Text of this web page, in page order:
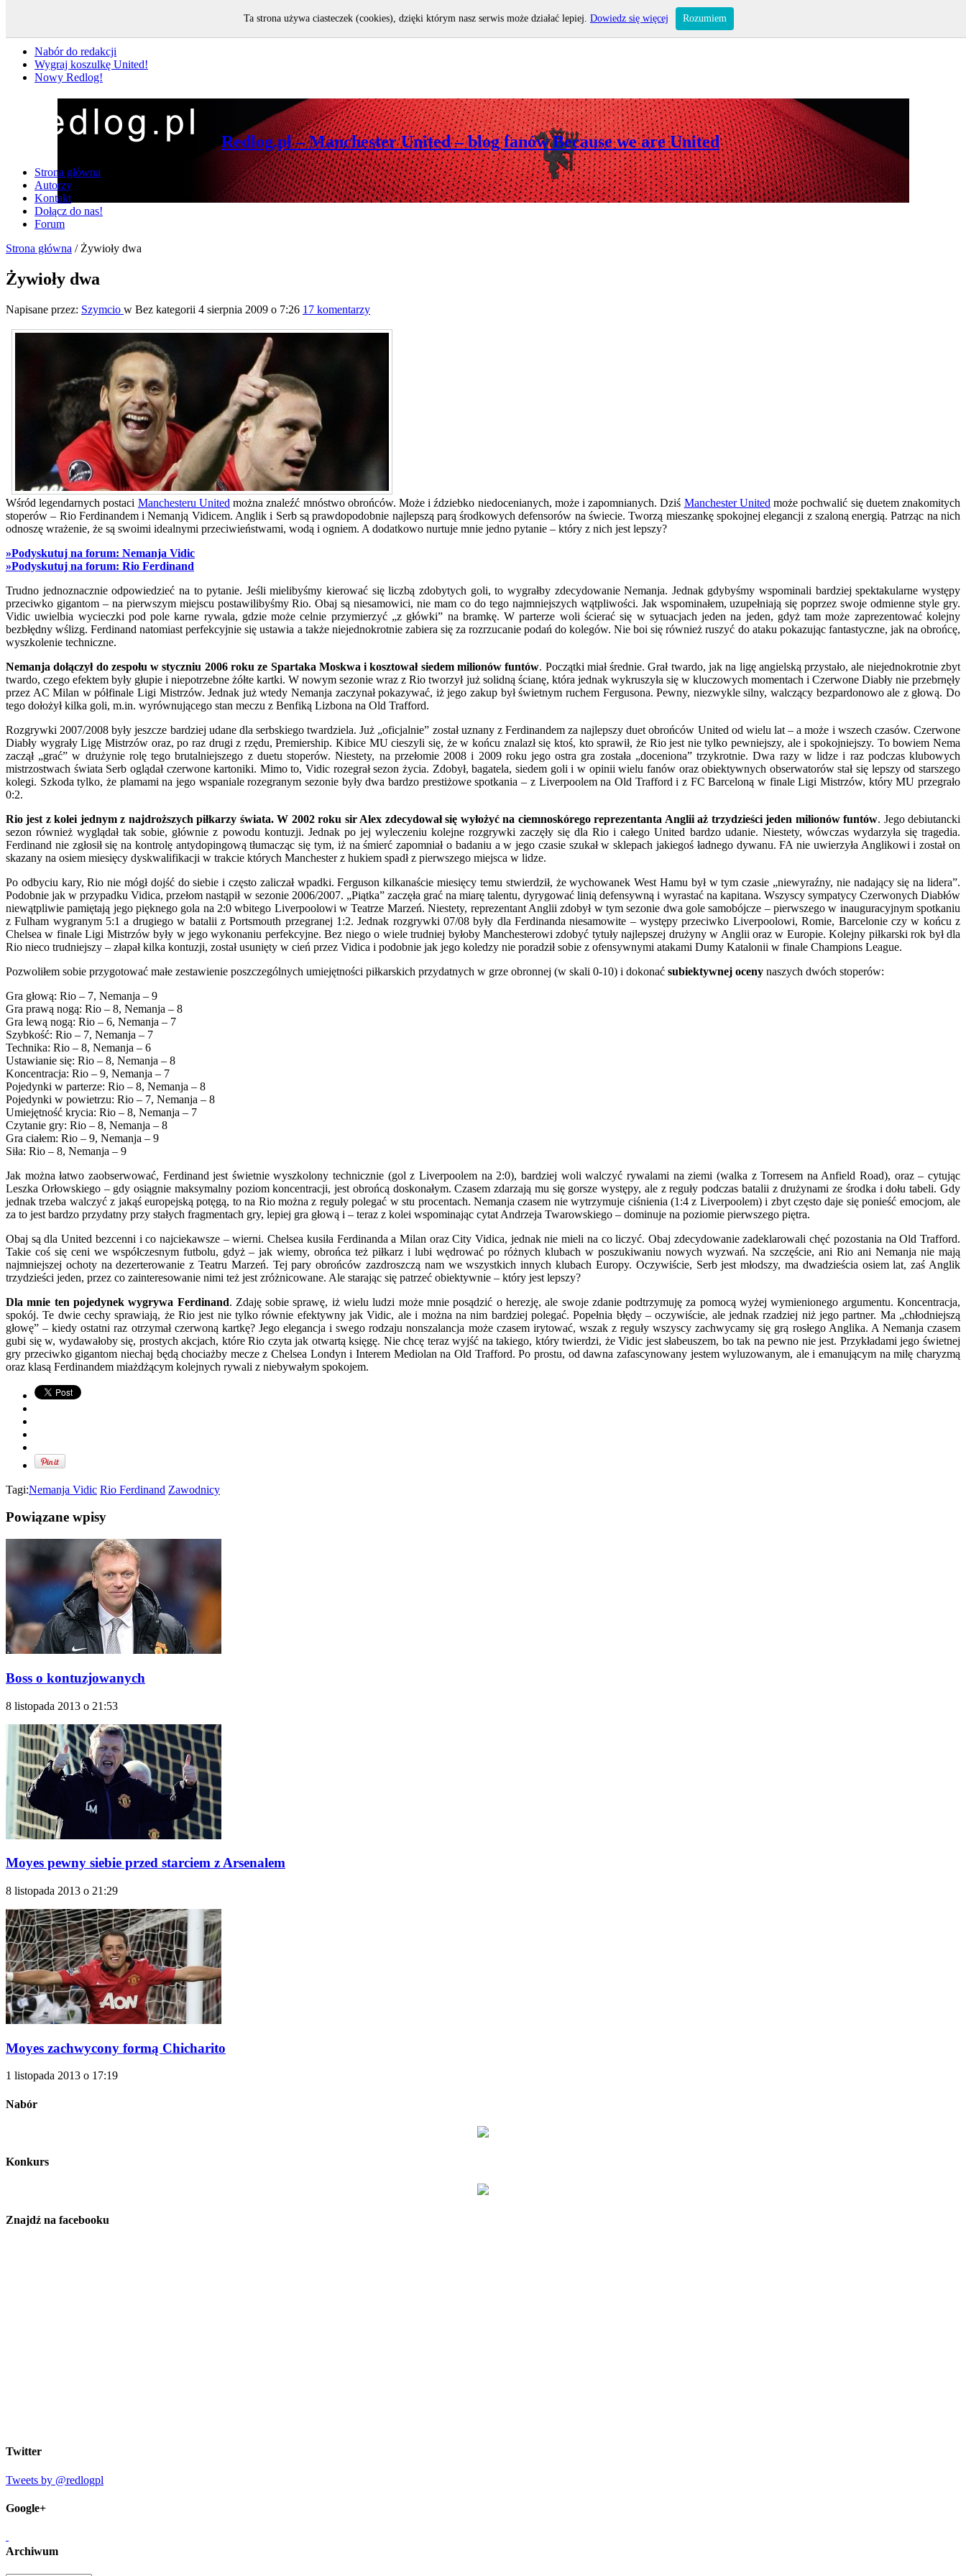
Nabór do redakcji
Wygraj koszulkę United!
Nowy Redlog!
Redlog.pl – Manchester United – blog fanów Because we are United
Strona główna
Autorzy
Kontakt
Dołącz do nas!
Forum
Strona główna / Żywioły dwa
Żywioły dwa
Napisane przez: Szymcio w Bez kategorii 4 sierpnia 2009 o 7:26 17 komentarzy
Wśród legendarnych postaci Manchesteru United można znaleźć mnóstwo obrońców. Może i ździebko niedocenianych, może i zapomnianych. Dziś Manchester United może pochwalić się duetem znakomitych
stoperów – Rio Ferdinandem i Nemanją Vidicem. Anglik i Serb są prawdopodobnie najlepszą parą środkowych defensorów na świecie. Tworzą mieszankę spokojnej elegancji z szaloną energią. Patrząc na nich
odnoszę wrażenie, że są swoimi idealnymi przeciwieństwami, wodą i ogniem. A dodatkowo nurtuje mnie jedno pytanie – który z nich jest lepszy?
»Podyskutuj na forum: Nemanja Vidic
»Podyskutuj na forum: Rio Ferdinand
Trudno jednoznacznie odpowiedzieć na to pytanie. Jeśli mielibyśmy kierować się liczbą zdobytych goli, to wygrałby zdecydowanie Nemanja. Jednak gdybyśmy wspominali bardziej spektakularne występy
przeciwko gigantom – na pierwszym miejscu postawilibyśmy Rio. Obaj są niesamowici, nie mam co do tego najmniejszych wątpliwości. Jak wspominałem, uzupełniają się poprzez swoje odmienne style gry.
Vidic uwielbia wycieczki pod pole karne rywala, gdzie może celnie przymierzyć „z główki” na bramkę. W parterze woli ścierać się w sytuacjach jeden na jeden, gdyż tam może zaprezentować kolejny
bezbłędny wślizg. Ferdinand natomiast perfekcyjnie się ustawia a także niejednokrotnie zabiera się za rozrzucanie podań do kolegów. Nie boi się również ruszyć do ataku pokazując fantastyczne, jak na obrońcę,
wyszkolenie techniczne.
Nemanja dołączył do zespołu w styczniu 2006 roku ze Spartaka Moskwa i kosztował siedem milionów funtów. Początki miał średnie. Grał twardo, jak na ligę angielską przystało, ale niejednokrotnie zbyt
twardo, czego efektem były głupie i niepotrzebne żółte kartki. W nowym sezonie wraz z Rio tworzył już solidną ścianę, która jednak wykruszyła się w kluczowych momentach i Czerwone Diabły nie przebrnęły
przez AC Milan w półfinale Ligi Mistrzów. Jednak już wtedy Nemanja zaczynał pokazywać, iż jego zakup był świetnym ruchem Fergusona. Pewny, niezwykle silny, walczący bezpardonowo ale z głową. Do
tego dołożył kilka goli, m.in. wyrównującego stan meczu z Benfiką Lizbona na Old Trafford.
Rozgrywki 2007/2008 były jeszcze bardziej udane dla serbskiego twardziela. Już „oficjalnie” został uznany z Ferdinandem za najlepszy duet obrońców United od wielu lat – a może i wszech czasów. Czerwone
Diabły wygrały Ligę Mistrzów oraz, po raz drugi z rzędu, Premiership. Kibice MU cieszyli się, że w końcu znalazł się ktoś, kto sprawił, że Rio jest nie tylko pewniejszy, ale i spokojniejszy. To bowiem Nema
zaczął „grać” w drużynie rolę tego brutalniejszego z duetu stoperów. Niestety, na przełomie 2008 i 2009 roku jego ostra gra została „doceniona” trzykrotnie. Dwa razy w lidze i raz podczas klubowych
mistrzostwach świata Serb oglądał czerwone kartoniki. Mimo to, Vidic rozegrał sezon życia. Zdobył, bagatela, siedem goli i w opinii wielu fanów oraz obiektywnych obserwatorów stał się lepszy od starszego
kolegi. Szkoda tylko, że plamami na jego wspaniale rozegranym sezonie były dwa bardzo prestiżowe spotkania – z Liverpoolem na Old Trafford i z FC Barceloną w finale Ligi Mistrzów, który MU przegrało
0:2.
Rio jest z kolei jednym z najdroższych piłkarzy świata. W 2002 roku sir Alex zdecydował się wyłożyć na ciemnoskórego reprezentanta Anglii aż trzydzieści jeden milionów funtów. Jego debiutancki
sezon również wyglądał tak sobie, głównie z powodu kontuzji. Jednak po jej wyleczeniu kolejne rozgrywki zaczęły się dla Rio i całego United bardzo udanie. Niestety, wówczas wydarzyła się tragedia.
Ferdinand nie zgłosił się na kontrolę antydopingową tłumacząc się tym, iż na śmierć zapomniał o badaniu a w jego czasie szukał w sklepach jakiegoś ładnego dywanu. FA nie uwierzyła Anglikowi i został on
skazany na osiem miesięcy dyskwalifikacji w trakcie których Manchester z hukiem spadł z pierwszego miejsca w lidze.
Po odbyciu kary, Rio nie mógł dojść do siebie i często zaliczał wpadki. Ferguson kilkanaście miesięcy temu stwierdził, że wychowanek West Hamu był w tym czasie „niewyraźny, nie nadający się na lidera”.
Podobnie jak w przypadku Vidica, przełom nastąpił w sezonie 2006/2007. „Piątka” zaczęła grać na miarę talentu, dyrygować linią defensywną i wyrastać na kapitana. Wszyscy sympatycy Czerwonych Diabłów
niewątpliwie pamiętają jego pięknego gola na 2:0 wbitego Liverpoolowi w Teatrze Marzeń. Niestety, reprezentant Anglii zdobył w tym sezonie dwa gole samobójcze – pierwszego w inauguracyjnym spotkaniu
z Fulham wygranym 5:1 a drugiego w batalii z Portsmouth przegranej 1:2. Jednak rozgrywki 07/08 były dla Ferdinanda niesamowite – występy przeciwko Liverpoolowi, Romie, Barcelonie czy w końcu z
Chelsea w finale Ligi Mistrzów były w jego wykonaniu perfekcyjne. Bez niego o wiele trudniej byłoby Manchesterowi zdobyć tytuły najlepszej drużyny w Anglii oraz w Europie. Kolejny piłkarski rok był dla
Rio nieco trudniejszy – złapał kilka kontuzji, został usunięty w cień przez Vidica i podobnie jak jego koledzy nie poradził sobie z ofensywnymi atakami Dumy Katalonii w finale Champions League.
Pozwoliłem sobie przygotować małe zestawienie poszczególnych umiejętności piłkarskich przydatnych w grze obronnej (w skali 0-10) i dokonać subiektywnej oceny naszych dwóch stoperów:
Gra głową: Rio – 7, Nemanja – 9
Gra prawą nogą: Rio – 8, Nemanja – 8
Gra lewą nogą: Rio – 6, Nemanja – 7
Szybkość: Rio – 7, Nemanja – 7
Technika: Rio – 8, Nemanja – 6
Ustawianie się: Rio – 8, Nemanja – 8
Koncentracja: Rio – 9, Nemanja – 7
Pojedynki w parterze: Rio – 8, Nemanja – 8
Pojedynki w powietrzu: Rio – 7, Nemanja – 8
Umiejętność krycia: Rio – 8, Nemanja – 7
Czytanie gry: Rio – 8, Nemanja – 8
Gra ciałem: Rio – 9, Nemanja – 9
Siła: Rio – 8, Nemanja – 9
Jak można łatwo zaobserwować, Ferdinand jest świetnie wyszkolony technicznie (gol z Liverpoolem na 2:0), bardziej woli walczyć rywalami na ziemi (walka z Torresem na Anfield Road), oraz – cytując
Leszka Orłowskiego – gdy osiągnie maksymalny poziom koncentracji, jest obrońcą doskonałym. Czasem zdarzają mu się gorsze występy, ale z reguły podczas batalii z drużynami ze środka i dołu tabeli. Gdy
jednak trzeba walczyć z jakąś europejską potęgą, to na Rio można z reguły polegać w stu procentach. Nemanja czasem nie wytrzymuje ciśnienia (1:4 z Liverpoolem) i zbyt często daje się ponieść emocjom, ale
za to jest bardzo przydatny przy stałych fragmentach gry, lepiej gra głową i – teraz z kolei wspominając cytat Andrzeja Twarowskiego – dominuje na poziomie pierwszego piętra.
Obaj są dla United bezcenni i co najciekawsze – wierni. Chelsea kusiła Ferdinanda a Milan oraz City Vidica, jednak nie mieli na co liczyć. Obaj zdecydowanie zadeklarowali chęć pozostania na Old Trafford.
Takie coś się ceni we współczesnym futbolu, gdyż – jak wiemy, obrońca też piłkarz i lubi wędrować po różnych klubach w poszukiwaniu nowych wyzwań. Na szczęście, ani Rio ani Nemanja nie mają
najmniejszej ochoty na dezerterowanie z Teatru Marzeń. Tej pary obrońców zazdroszczą nam we wszystkich innych klubach Europy. Oczywiście, Serb jest młodszy, ma dwadzieścia osiem lat, zaś Anglik
trzydzieści jeden, przez co zainteresowanie nimi też jest zróżnicowane. Ale starając się patrzeć obiektywnie – który jest lepszy?
Dla mnie ten pojedynek wygrywa Ferdinand. Zdaję sobie sprawę, iż wielu ludzi może mnie posądzić o herezję, ale swoje zdanie podtrzymuję za pomocą wyżej wymienionego argumentu. Koncentracja,
spokój. Te dwie cechy sprawiają, że Rio jest nie tylko równie efektywny jak Vidic, ale i można na nim bardziej polegać. Popełnia błędy – oczywiście, ale jednak rzadziej niż jego partner. Ma „chłodniejszą
głowę” – kiedy ostatni raz otrzymał czerwoną kartkę? Jego elegancja i swego rodzaju nonszalancja może czasem irytować, wszak z reguły wszyscy zachwycamy się grą rosłego Anglika. A Nemanja czasem
gubi się w, wydawałoby się, prostych akcjach, które Rio czyta jak otwartą księgę. Nie chcę teraz wyjść na takiego, który twierdzi, że Vidic jest słabeuszem, bo tak na pewno nie jest. Przykładami jego świetnej
gry przeciwko gigantom niechaj będą chociażby mecze z Chelsea Londyn i Interem Mediolan na Old Trafford. Po prostu, od dawna zafascynowany jestem wyluzowanym, ale i emanującym na milę charyzmą
oraz klasą Ferdinandem miażdżącym kolejnych rywali z niebywałym spokojem.
Tagi:Nemanja Vidic Rio Ferdinand Zawodnicy
Powiązane wpisy
Boss o kontuzjowanych
8 listopada 2013 o 21:53
Moyes pewny siebie przed starciem z Arsenalem
8 listopada 2013 o 21:29
Moyes zachwycony formą Chicharito
1 listopada 2013 o 17:19
Nabór
Konkurs
Znajdź na facebooku
Twitter
Tweets by @redlogpl
Google+
Archiwum
Ta strona używa ciasteczek (cookies), dzięki którym nasz serwis może działać lepiej. Dowiedz się więcej Rozumiem